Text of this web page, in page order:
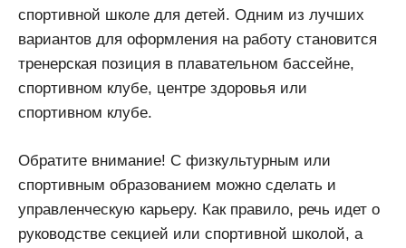
спортивной школе для детей. Одним из лучших
вариантов для оформления на работу становится
тренерская позиция в плавательном бассейне,
спортивном клубе, центре здоровья или
спортивном клубе.
Обратите внимание! С физкультурным или
спортивным образованием можно сделать и
управленческую карьеру. Как правило, речь идет о
руководстве секцией или спортивной школой, а